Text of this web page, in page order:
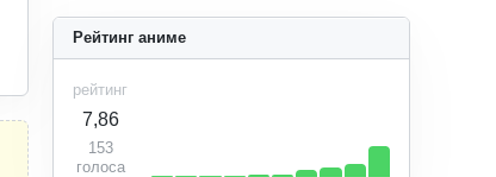
Рейтинг аниме
рейтинг
7,86
153
голоса